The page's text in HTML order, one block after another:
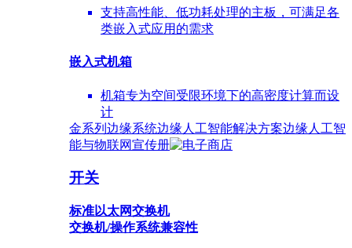
支持高性能、低功耗处理的主板，可满足各
类嵌入式应用的需求
嵌入式机箱
机箱专为空间受限环境下的高密度计算而设
计
金系列边缘系统边缘人工智能解决方案边缘人工智
能与物联网宣传册
开关
标准以太网交换机
交换机/操作系统兼容性